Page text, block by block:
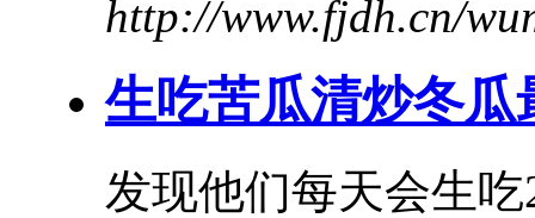
http://www.fjdh.cn/
生吃苦瓜清炒冬瓜
发现他们每天会